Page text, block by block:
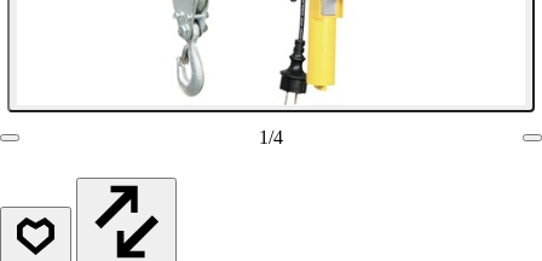
1/4